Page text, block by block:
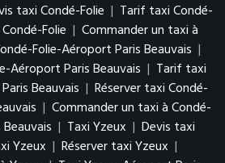
taxi Condé-Folie | Tarif taxi Condé-
Folie | Commander un taxi à
Folie-Aéroport Paris Beauvais |
Aéroport Paris Beauvais | Tarif taxi
Beauvais | Réserver taxi Condé-
| Commander un taxi à Condé-
| Taxi Yzeux | Devis taxi
Yzeux | Réserver taxi Yzeux |